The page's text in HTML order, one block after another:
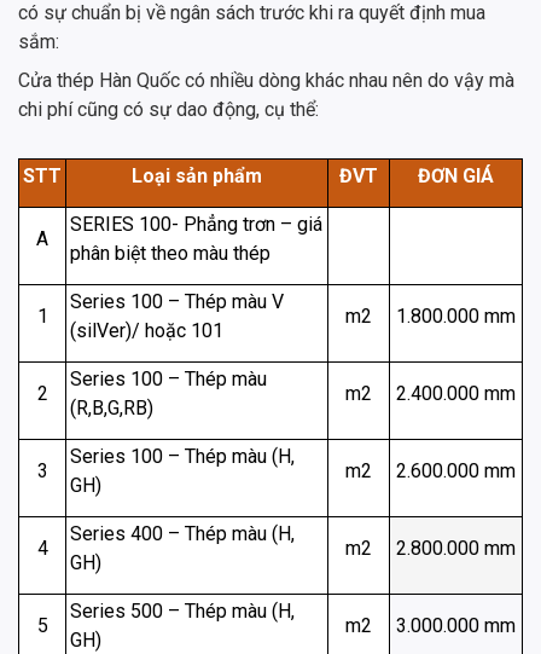
có sự chuẩn bị về ngân sách trước khi ra quyết định mua
sắm:
Cửa thép Hàn Quốc có nhiều dòng khác nhau nên do vậy mà
chi phí cũng có sự dao động, cụ thể:
STT Loại sản phẩm ĐVT ĐƠN GIÁ
A
SERIES 100- Phẳng trơn – giá
phân biệt theo màu thép
1
Series 100 – Thép màu V
(silVer)/ hoặc 101
m2 1.800.000 mm
2
Series 100 – Thép màu
(R,B,G,RB)
m2 2.400.000 mm
3
Series 100 – Thép màu (H,
GH)
m2 2.600.000 mm
4
Series 400 – Thép màu (H,
GH)
m2 2.800.000 mm
5
Series 500 – Thép màu (H,
GH)
m2 3.000.000 mm